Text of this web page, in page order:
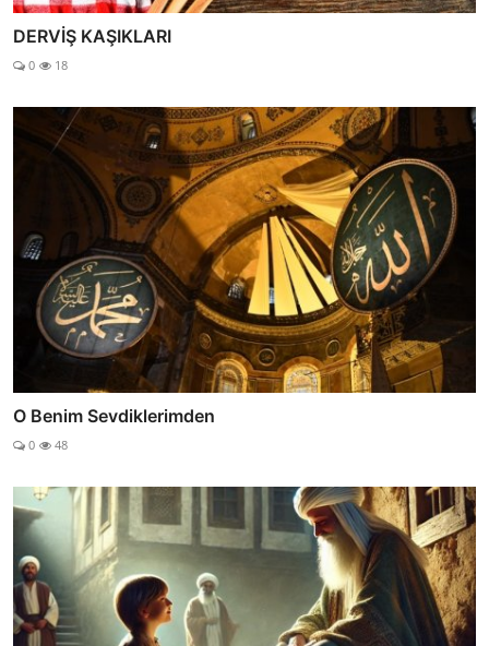
DERVİŞ KAŞIKLARI
0 18
O Benim Sevdiklerimden
0 48